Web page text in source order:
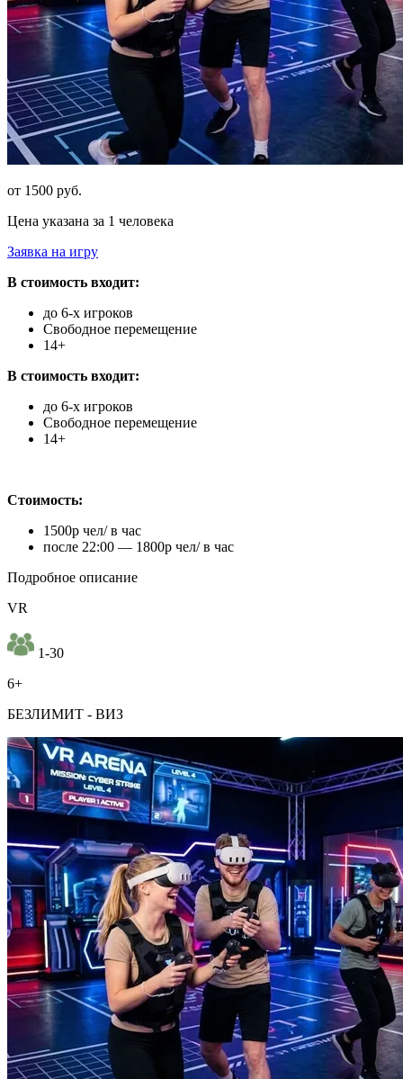
от 1500 руб.
Цена указана за 1 человека
Заявка на игру
В стоимость входит:
до 6-х игроков
Свободное перемещение
14+
В стоимость входит:
до 6-х игроков
Свободное перемещение
14+
Стоимость:
1500р чел/ в час
после 22:00 — 1800р чел/ в час
Подробное описание
VR
1-30
6+
БЕЗЛИМИТ - ВИЗ